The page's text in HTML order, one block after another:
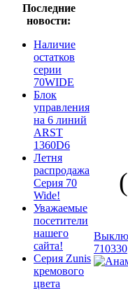
Последние
новости:
Наличие
остатков
серии
70WIDE
Блок
управления
на 6 линий
ARST
1360D6
Летня
распродажа
Серия 70
Wide!
Уважаемые
посетители
нашего
сайта!
Серия Zunis
кремового
цвета
710330